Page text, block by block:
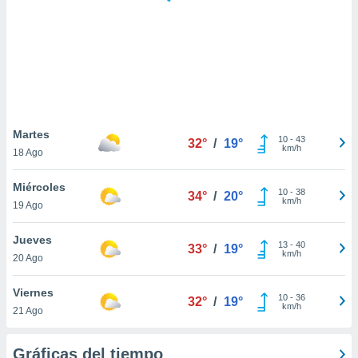
similares
como
sitio
de
traten tus
en
interés
su
Martes
18 Ago
32° / 19° 10- 43
km/h
Miércoles
19 Ago
34° / 20° 10- 38
km/h
Jueves
20 Ago
33° / 19° 13- 40
km/h
Viernes
21 Ago
32° / 19° 10- 36
km/h
Gráficas del tiempo